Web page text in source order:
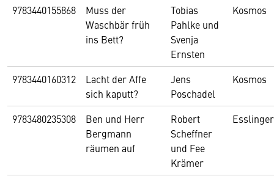
9783440155868
Muss der
Waschbär früh
ins Bett?
Tobias
Pahlke und
Svenja
Ernsten
Kosmos
9783440160312
Lacht der Affe
sich kaputt?
Jens
Poschadel
Kosmos
9783480235308
Ben und Herr
Bergmann
räumen auf
Robert
Scheffner
und Fee
Krämer
Esslinger